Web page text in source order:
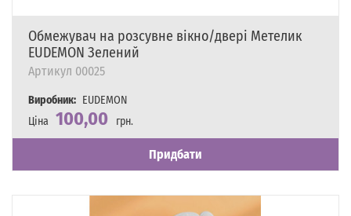
Обмежувач на розсувне вікно/двері Метелик
EUDEMON Зелений
Артикул 00025
Виробник: EUDEMON
Ціна 100,00
грн.
Наявність
Є в наявності
Придбати